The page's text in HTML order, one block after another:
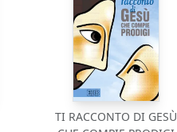
TI RACCONTO DI GESÙ